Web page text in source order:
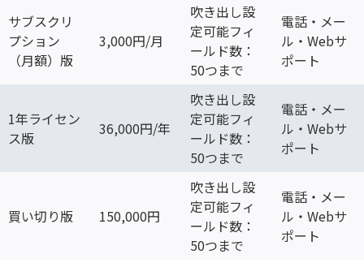
サブスクリ
プション
（月額）版
3,000円/月
吹き出し設
定可能フィ
ールド数：
50つまで
電話・メー
ル・Webサ
ポート
1年ライセン
ス版
36,000円/年
吹き出し設
定可能フィ
ールド数：
50つまで
電話・メー
ル・Webサ
ポート
買い切り版 150,000円
吹き出し設
定可能フィ
ールド数：
50つまで
電話・メー
ル・Webサ
ポート